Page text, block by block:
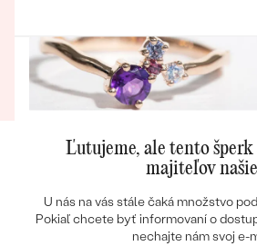
Bestsellery
OBJAVIŤ
Rýchlosť Maximálna starostlivosť
Barbara
26.09.2022
Zobraziť
Ľutujeme, ale tento šperk
majiteľov
U nás na vás stále čaká množstvo
Pokiaľ chcete byť informovaní o
nechajte nám svoj e-